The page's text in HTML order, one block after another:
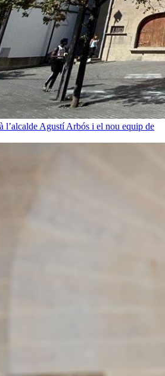
l’alcalde Agustí Arbós i el nou equip de